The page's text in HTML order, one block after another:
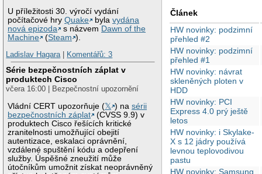
U příležitosti 30. výročí vydání
počítačové hryQuake bylavydána
nová epizoda
s názvem Dawn of the
Machine
(Steam ).
Ladislav Hagara| Komentářů: 3
Série bezpečnostních záplat v
produktech Cisco
včera 16:00 | Bezpečnostní upozornění
Vládní CERT upozorňuje (𝕏 ) nasérii
bezpečnostních záplat
(CVSS 9.9) v
produktech Cisco řešících kritické
zranitelnosti umožňující obejití
autentizace, eskalaci oprávnění,
vzdálené spuštění kódu a odepření
služby. Úspěšné zneužití může
útočníkům umožnit získat neoprávněný
Článek
HW novinky: podzimní
přehled #2
HW novinky: podzimní
přehled #1
HW novinky: návrat
skleněných ploten v
HDD
HW novinky: PCI
Express 4.0 prý ještě
letos
HW novinky: i Skylake-
X s 12 jádry používá
levnou teplovodivou
pastu
HW novinky: Samsung